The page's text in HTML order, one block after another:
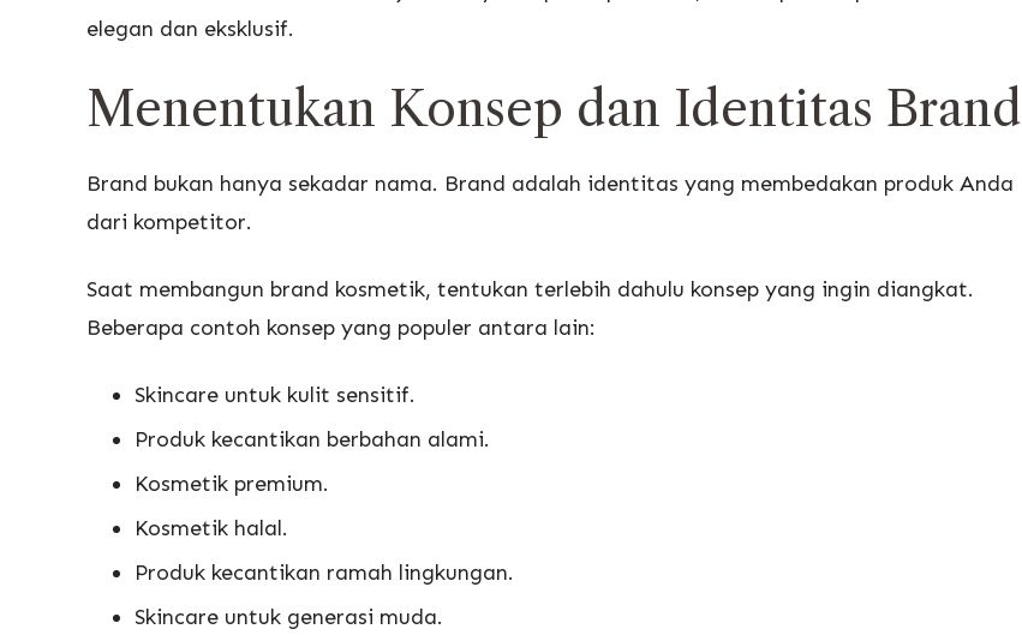
elegan dan eksklusif.
Menentukan Konsep dan Identitas Brand
Brand bukan hanya sekadar nama. Brand adalah identitas yang membedakan produk Anda
dari kompetitor.
Saat membangun brand kosmetik, tentukan terlebih dahulu konsep yang ingin diangkat.
Beberapa contoh konsep yang populer antara lain:
Skincare untuk kulit sensitif.
Produk kecantikan berbahan alami.
Kosmetik premium.
Kosmetik halal.
Produk kecantikan ramah lingkungan.
Skincare untuk generasi muda.